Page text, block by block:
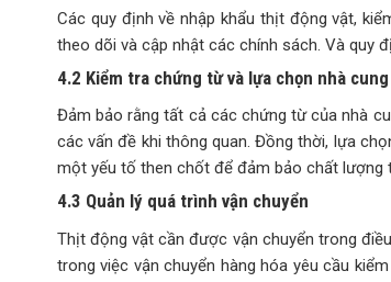
Các quy định về nhập khẩu thịt động vật,
theo dõi và cập nhật các chính sách. Và quy
4.2 Kiểm tra chứng từ và lựa chọn nhà
Đảm bảo rằng tất cả các chứng từ của nhà
các vấn đề khi thông quan. Đồng thời, lựa
một yếu tố then chốt để đảm bảo chất lượng
4.3 Quản lý quá trình vận chuyển
Thịt động vật cần được vận chuyển trong
trong việc vận chuyển hàng hóa yêu cầu